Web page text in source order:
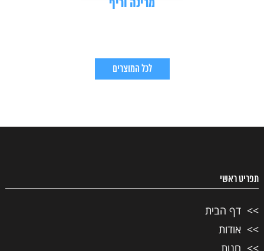
מרינה וריף
לכל המוצרים
תפריט ראשי
דף הבית
אודות
חנות